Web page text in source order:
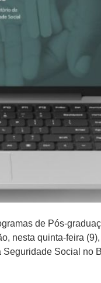
de Pós-
nesta quinta-feira
Social no